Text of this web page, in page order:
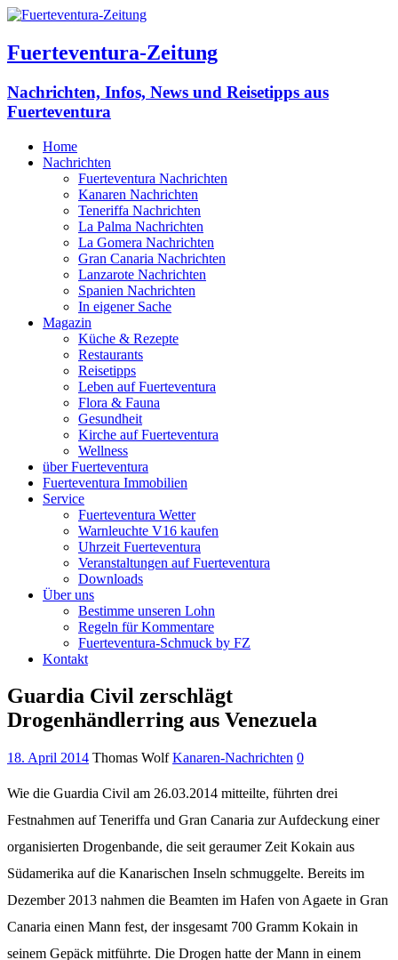
Fuerteventura-Zeitung
Nachrichten, Infos, News und Reisetipps aus
Fuerteventura
Home
Nachrichten
Fuerteventura Nachrichten
Kanaren Nachrichten
Teneriffa Nachrichten
La Palma Nachrichten
La Gomera Nachrichten
Gran Canaria Nachrichten
Lanzarote Nachrichten
Spanien Nachrichten
In eigener Sache
Magazin
Küche & Rezepte
Restaurants
Reisetipps
Leben auf Fuerteventura
Flora & Fauna
Gesundheit
Kirche auf Fuerteventura
Wellness
über Fuerteventura
Fuerteventura Immobilien
Service
Fuerteventura Wetter
Warnleuchte V16 kaufen
Uhrzeit Fuerteventura
Veranstaltungen auf Fuerteventura
Downloads
Über uns
Bestimme unseren Lohn
Regeln für Kommentare
Fuerteventura-Schmuck by FZ
Kontakt
Guardia Civil zerschlägt
Drogenhändlerring aus Venezuela
18. April 2014 Thomas Wolf Kanaren-Nachrichten 0
Wie die Guardia Civil am 26.03.2014 mitteilte, führten drei
Festnahmen auf Teneriffa und Gran Canaria zur Aufdeckung einer
organisierten Drogenbande, die seit geraumer Zeit Kokain aus
Südamerika auf die Kanarischen Inseln schmuggelte. Bereits im
Dezember 2013 nahmen die Beamten im Hafen von Agaete in Gran
Canaria einen Mann fest, der insgesamt 700 Gramm Kokain in
seinem Gepäck mitführte. Die Drogen hatte der Mann in einem